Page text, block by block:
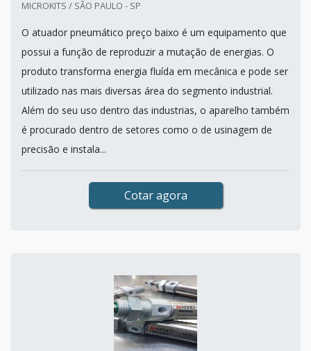
MICROKITS / SÃO PAULO - SP
O atuador pneumático preço baixo é um equipamento que
possui a função de reproduzir a mutação de energias. O
produto transforma energia fluída em mecânica e pode ser
utilizado nas mais diversas área do segmento industrial.
Além do seu uso dentro das industrias, o aparelho também
é procurado dentro de setores como o de usinagem de
precisão e instala...
Cotar agora